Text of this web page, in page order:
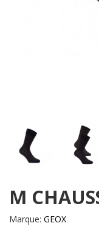
M
Marque: GEOX